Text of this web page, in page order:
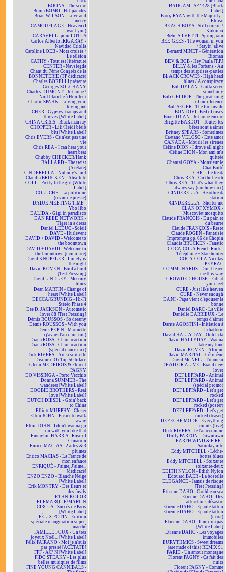
BOONS - The score
Boum BOMO - Hit-parades
Brian WILSON - Love and
mercy
CAMOUFLAGE - Heaven (I
want you)
CARAVELLI pour LOTUS
Carlos Alberto IRIGARAY -
Navidad Criolla
Caroline LOEB - Mots croisés /
Le téléfon
CATHY - Tout est littérature
CENTER - Navsiegda
Chant du 7ème Congrès de la
BONNETERIE (TP dédicacé)
Charles BORELLI présente
Georges SOLCHANY
Charles DUMONT - Je t'aime /
Nuit blanche à Honfleur
Charlie SPAHN - Loving you,
loving me
CHER - Gypsys, tramps and
thieves [White Label]
CHINA CRISIS - Black man ray
CHOPPER - Lili/Heidi bleib
blu [White Label]
Chris EVERS - Ce n'est pas une
vie
Chris REA - I can hear your
heart beat
Chubby CHECKER/Hank
BALLARD - The twist
[Acétate]
CINDERELLA - Nobody's fool
Claudia BRÜCKEN - Absolute
COLL - Pretty little girl [White
Label]
COLUCHE - La politique
(revue de presse)
DADJE MEETING TIME -
Ybo libo
DALIDA - Gigi in paradisco
DAN REED NETWORK -
Tiger in a dress
Daniel LEDUC - Soleil
DAVE - Hurlevent
DAVID + DAVID - Welcome to
the boomtown
DAVID + DAVID - Welcome to
the boomtown [monoface]
David KNOPFLER - Lonely is
the night
David KOVEN - Bord à bord
[Test Pressing]
David LINDLEY - Mercury
blues
Dean MARTIN - Change of
heart [White Label]
DECCA/GRUNDIG - Hi-Fi
Stéréo Phase 4
Dee D. JACKSON - Automatic
lover 88 [Test Pressing]
Démis ROUSSOS - So dreamy
Démis ROUSSOS - With you
Denis PEPIN - Marinette
(j'avais l'air d'un con)
Diana ROSS - Chain reaction
Diana ROSS - Chain reaction
(special dance mix)
Dick RIVERS - Ainsi soit-elle
Disque d'Or Top 50 biface
Glenn MEDEIROS & Florent
PAGNY
DO VISSINGA - Porto Vecchio
Donna SUMMER - The
wanderer [White Label]
DOOBIE BROTHERS - Real
love [White Label]
DUTCH DIESEL - Goin' back
to China
Elliott MURPHY - Closer
Elton JOHN - Easier to walk
away
Elton JOHN - I don't wanna go
on with you like that
Emmylou HARRIS - Rose of
Cimarron
Enrico MACIAS - 2 ailes & 3
plumes
Enrico MACIAS - La France de
mon enfance
ENRIQUÉ - J'aime, J'aime...
[dédicacé]
ENZO ENZO - Blanche Neige
[White Label]
Erik MONTRY - Des fleurs et
des fusils
ETHNIKOLOR
F.LEMARQUE/MARTIN
CIRCUS - Succès de Paris
[White Label]
FÉLIX POTIN - Édition
spéciale inauguration super-
marché
FAMILLE FOUX - Un très
joyeux Noël... [White Label]
Félix FAIRANO - Moi je n'suis
pas pressé [ACÉTATE]
FFF - AC² N [White Label]
FIDO STEAKY - Les plus
belles musiques de films
FINE YOUNG CANNIBALS -
BADGAM - SP 1428 [Black
Label]
Barry RYAN with the Majority -
Eloïse
BEACH BOYS - Still cruisin /
Kokomo
Bebu SILVETTI - Spring rain
BEE GEES - The woman in you
/ Stayin' alive
Bernard MINET - Génération
Bioman
BEV & BOB - Hey Paula [T.P.]
BILLY & les Forbans - Au
temps des surprises-parties
BLACK CROWES - High head
blues / A conspiracy
Bob DYLAN - Gotta serve
somebody
Bob GELDOF - The great song
of indifference
Bob SEGER - The fire inside
BON JOVI - Bed of roses
Boris DJIAN - Je t'aime encore
Brigitte BARDOT - Toutes les
bêtes sont à aimer
Britney SPEARS - Sometimes
Caetano VELOSO - Este amor
CANADA - Mourir les sirènes
Céline DION - I drove all night
Céline DION - Mon ami m'a
quittée
Chantal GOYA - Monsieur le
Chat Botté
CHIC - Le freak
Chris REA - On the beach
Chris REA - That's what they
always say (rainbow mix)
CINDERELLA - Heartbreak
station
CINDERELLA - Shelter me
CLAN OF XYMOX -
Muscoviet mosquito
Claude FRANÇOIS - Du pain et
du beurre
Claude FRANÇOIS - Reste
Claude ROGEN - Fantaisie
Impromptu op. 66 de Chopin
Claudia BRÜCKEN - Fanatic
COCA-COLA French Rock -
Téléphone + Starshooter
COCA-COLA Nicolas
PEYRAC
COMMUNARDS - Don't leave
me this way
CROWDED HOUSE - Fall at
your feet
CURE - Just like heaven
CURE - Never enough
DANI - Papa vient d'épouser la
bonne
Daniel DARC - La ville
Danielle DARRIEUX - Le
temps d'aimer
Dante AGOSTINI - Initiation à
la batterie
David HALLYDAY - Ooh la la
David HALLYDAY - Wanna
take my time
David KOVEN - Afrique
David MARTIAL - Célimène
David Mc NEIL - Tiramisu
DEAD OR ALIVE - Brand new
lover
DEF LEPPARD - Animal
DEF LEPPARD - Animal
(spécial promo)
DEF LEPPARD - Let's get
rocked
DEF LEPPARD - Let's get
rocked (poster)
DEF LEPPARD - Let's get
rocked (teaser)
DEPECHE MODE - Everything
counts (live)
Dick RIVERS - Je t'ai reconnue
Dolly PARTON - Downtown
EARTH WIND & FIRE -
Saturday nite
Eddy MITCHELL - Lèche-
bottes blues
Eddy MITCHELL - Soixante
soixante-deux
EDITH NYLON - Edith Nylon
Edouard BAER - La bostella
ELEGANCE - Jamais de risque
[Test Pressing]
Etienne DAHO - Caribbean sea
Etienne DAHO - Des
attractions désastre
Etienne DAHO - Epaule tattoo
Etienne DAHO - Epaule tattoo
(maxi)
Etienne DAHO - Il ne dira pas
[White Label]
Etienne DAHO - Les voyages
immobiles
EURYTHMICS - Sweet dreams
(are made of this) REMIX 91
FARID - Un amour montagne
Florent PAGNY - Ça fait des
nuits
Florent PAGNY - Comme